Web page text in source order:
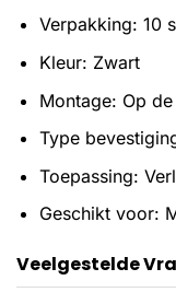
Verpakking: 10
Kleur: Zwart
Montage: Op
Type
Toepassing:
Geschikt voor:
Veelgestelde